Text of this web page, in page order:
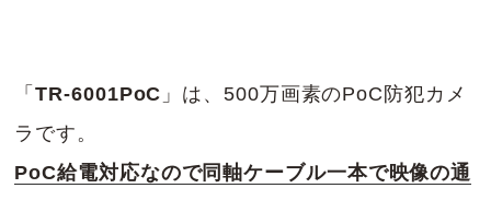
「TR-6001PoC 」は、500万画素のPoC防犯カメ
ラです。
PoC給電対応なので同軸ケーブル一本で映像の通